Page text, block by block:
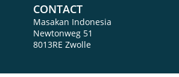
CONTACT
Masakan Indonesia
Newtonweg 51
8013RE Zwolle